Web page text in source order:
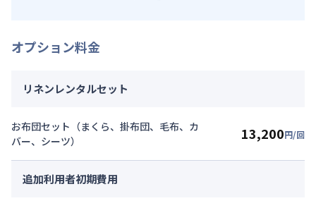
オプション料金
リネンレンタルセット
お布団セット（まくら、掛布団、毛布、カ
バー、シーツ）
13,200円/回
追加利用者初期費用